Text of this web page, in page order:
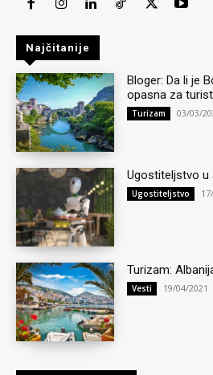
Najčitanije
Bloger: Da li je
opasna za
Turizam 03/03/
Ugostiteljstvo u
Ugostiteljstvo
Turizam:
Vesti 19/04/2021